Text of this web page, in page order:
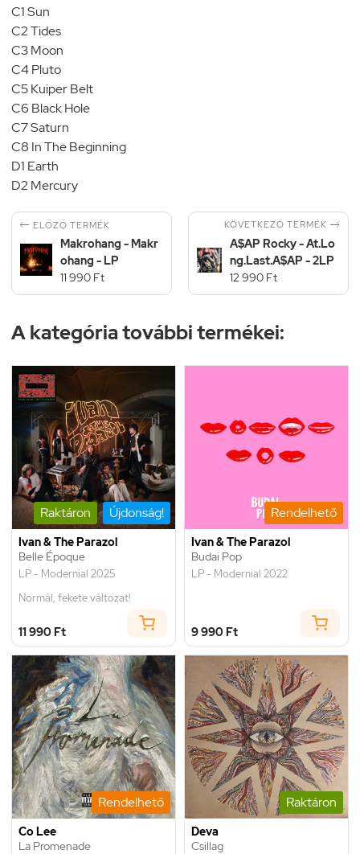
C1 Sun
C2 Tides
C3 Moon
C4 Pluto
C5 Kuiper Belt
C6 Black Hole
C7 Saturn
C8 In The Beginning
D1 Earth
D2 Mercury
 ELŐZŐ TERMÉK
Makrohang - Makr
ohang - LP
11 990 Ft
KÖVETKEZŐ TERMÉK 
A$AP Rocky - At.Lo
ng.Last.A$AP - 2LP
12 990 Ft
A kategória további termékei:
Raktáron Újdonság!
Ivan & The Parazol
Belle Époque
LP - Modernial 2025
Normál, fekete változat!
11 990 Ft
Rendelhető
Ivan & The Parazol
Budai Pop
LP - Modernial 2022
9 990 Ft
Rendelhető
Co Lee
La Promenade
Raktáron
Deva
Csillag